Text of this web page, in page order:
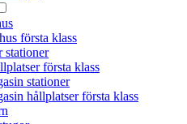
första klass
stationer
första klass
stationer
hållplatser första klass